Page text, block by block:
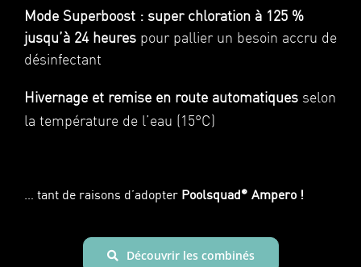
Mode Superboost : super chloration à 125 %
jusqu’à 24 heurespour pallier un besoin accru de
désinfectant
Hivernage et remise en route automatiquesselon
la température de l’eau (15°C)
… tant de raisons d’adopter Poolsquad® Ampero !
Découvrir les combinés